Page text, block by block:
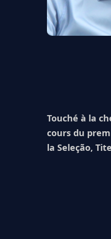
Touché à la
cours du
la Seleção,